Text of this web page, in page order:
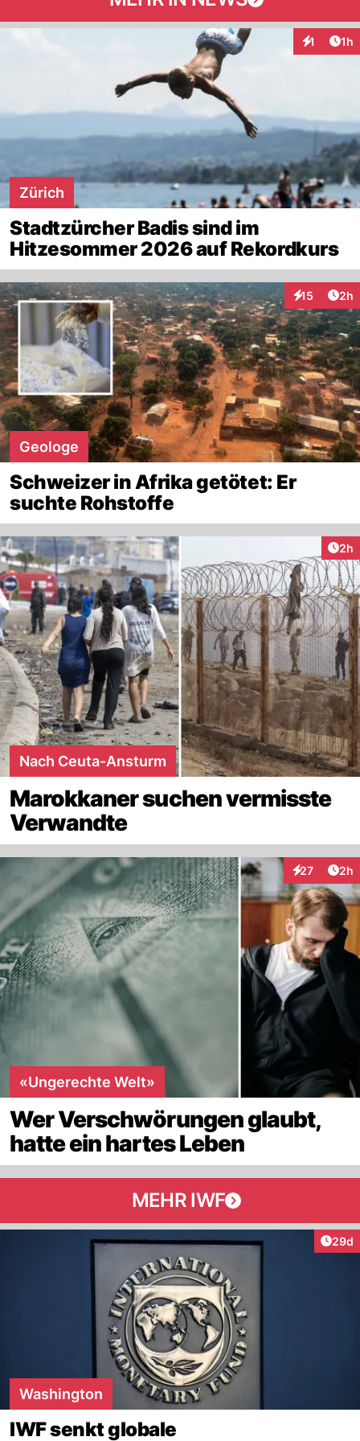
1 1h
Zürich
Stadtzürcher Badis sind im
Hitzesommer 2026 auf Rekordkurs
15
Interaktionen
2h
Geologe
Schweizer in Afrika getötet: Er
suchte Rohstoffe
2h
Nach Ceuta-Ansturm
Marokkaner suchen vermisste
Verwandte
27
Interaktionen
2h
«Ungerechte Welt»
Wer Verschwörungen glaubt,
hatte ein hartes Leben
MEHR IWF
29d
Washington
IWF senkt globale